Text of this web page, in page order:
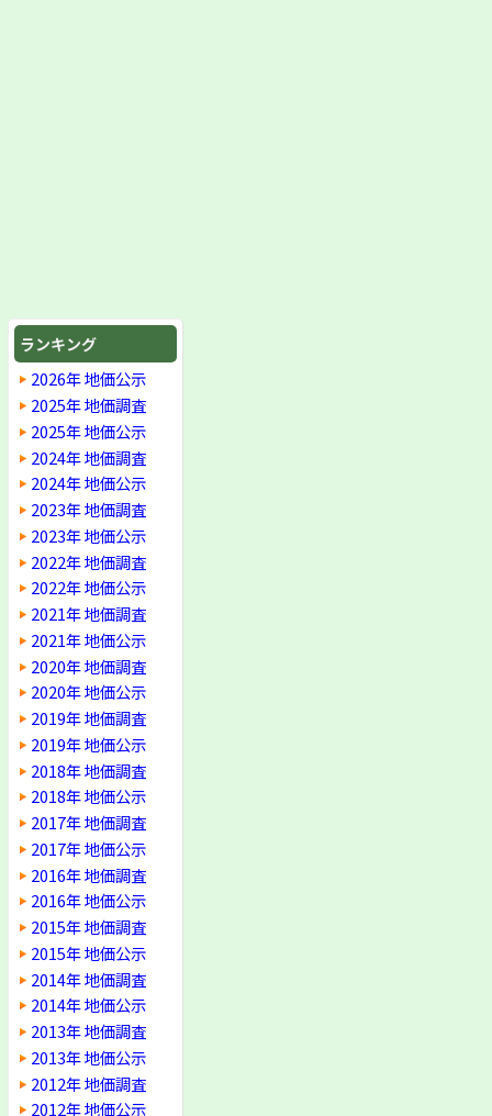
ランキング
2026年 地価公示
2025年 地価調査
2025年 地価公示
2024年 地価調査
2024年 地価公示
2023年 地価調査
2023年 地価公示
2022年 地価調査
2022年 地価公示
2021年 地価調査
2021年 地価公示
2020年 地価調査
2020年 地価公示
2019年 地価調査
2019年 地価公示
2018年 地価調査
2018年 地価公示
2017年 地価調査
2017年 地価公示
2016年 地価調査
2016年 地価公示
2015年 地価調査
2015年 地価公示
2014年 地価調査
2014年 地価公示
2013年 地価調査
2013年 地価公示
2012年 地価調査
2012年 地価公示